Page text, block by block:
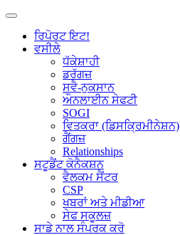
ਰਿਪੋਰਟ ਇਟ!
ਵਸੀਲੇ
ਧੱਕੇਸ਼ਾਹੀ
ਡਰੱਗਜ਼
ਸਵੈ-ਨੁਕਸਾਨ
ਔਨਲਾਈਨ ਸੇਫਟੀ
SOGI
ਵਿਤਕਰਾ (ਡਿਸਕ੍ਰਿਮੀਨੇਸ਼ਨ)
ਗੈਂਗਜ਼
Relationships
ਸਟੂਡੈਂਟ ਕੋਨੈਕਸ਼ਨ
ਵੈਲਕਮ ਸੈਂਟਰ
CSP
ਖਬਰਾਂ ਅਤੇ ਮੀਡੀਆ
ਸੇਫ ਸਕੂਲਜ਼
ਸਾਡੇ ਨਾਲ ਸੰਪਰਕ ਕਰੋ